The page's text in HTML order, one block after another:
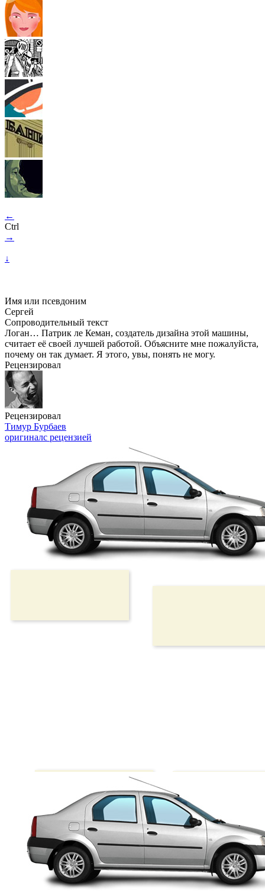
←
Ctrl
→
↓
Имя или псевдоним
Сергей
Сопроводительный текст
Логан… Патрик ле Кеман, создатель дизайна этой машины,
считает её своей лучшей работой. Объясните мне пожалуйста,
почему он так думает. Я этого, увы, понять не могу.
Рецензировал
Рецензировал
Тимур Бурбаев
оригиналс рецензией